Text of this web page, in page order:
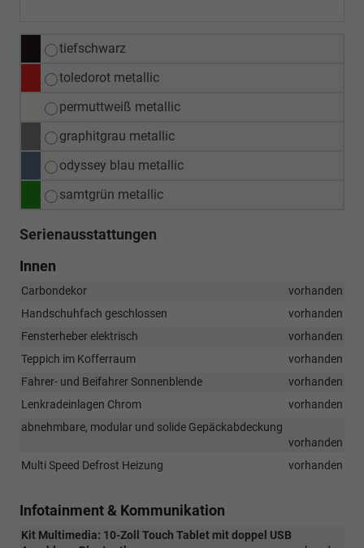
tiefschwarz
toledorot metallic
permuttweiß metallic
graphitgrau metallic
odyssey blau metallic
samtgrün metallic
Serienausstattungen
Innen
Carbondekor
vorhanden
Handschuhfach geschlossen
vorhanden
Fensterheber elektrisch
vorhanden
Teppich im Kofferraum
vorhanden
Fahrer- und Beifahrer Sonnenblende
vorhanden
Lenkradeinlagen Chrom
vorhanden
abnehmbare, modular und solide Gepäckabdeckung
vorhanden
Multi Speed Defrost Heizung
vorhanden
Infotainment & Kommunikation
Kit Multimedia: 10-Zoll Touch Tablet mit doppel USB